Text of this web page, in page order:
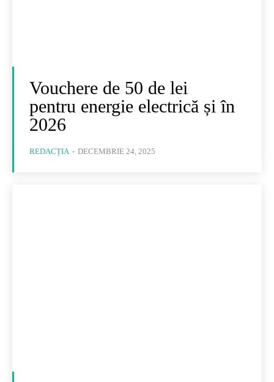
Vouchere de 50 de lei
pentru energie electrică și în
2026
REDACȚIA - DECEMBRIE 24, 2025